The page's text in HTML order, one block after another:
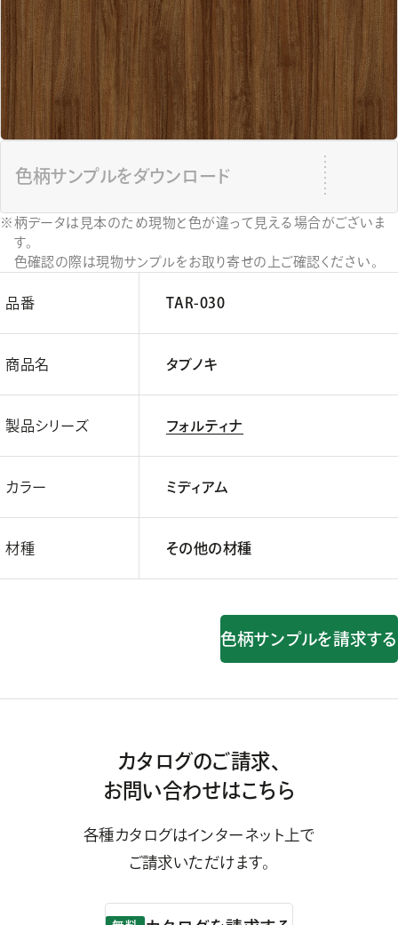
色柄サンプルをダウンロード
柄データは見本のため現物と色が違って見える場合がございま
す。
色確認の際は現物サンプルをお取り寄せの上ご確認ください。
品番 TAR-030
商品名 タブノキ
製品シリーズ フォルティナ
カラー ミディアム
材種 その他の材種
色柄サンプルを請求する
カタログのご請求、
お問い合わせはこちら
各種カタログはインターネット上で
ご請求いただけます。